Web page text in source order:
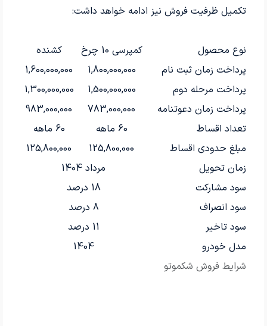
تکمیل ظرفیت فروش نیز ادامه خواهد داشت:
شرایط فروش شکموتو
نوع محصول کمپرسی 10 چرخ
کشنده
پرداخت زمان ثبت نام
1,800,000,000
1,600,000,000
پرداخت مرحله دوم
1,500,000,000
1,300,000,000
پرداخت زمان دعوتنامه
783,000,000
983,000,000
تعداد اقساط
60 ماهه
60 ماهه
مبلغ حدودی اقساط
125,800,000
125,800,000
زمان تحویل
مرداد 1404
سود مشارکت
18 درصد
سود انصراف
8 درصد
سود تاخیر
11 درصد
مدل خودرو
1404